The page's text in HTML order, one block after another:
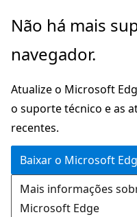
Pular
o
principal
Não há mais
navegador.
Atualize o Microsoft
o suporte técnico e as
recentes.
Baixar o Microsoft
Mais informações
Microsoft Edge